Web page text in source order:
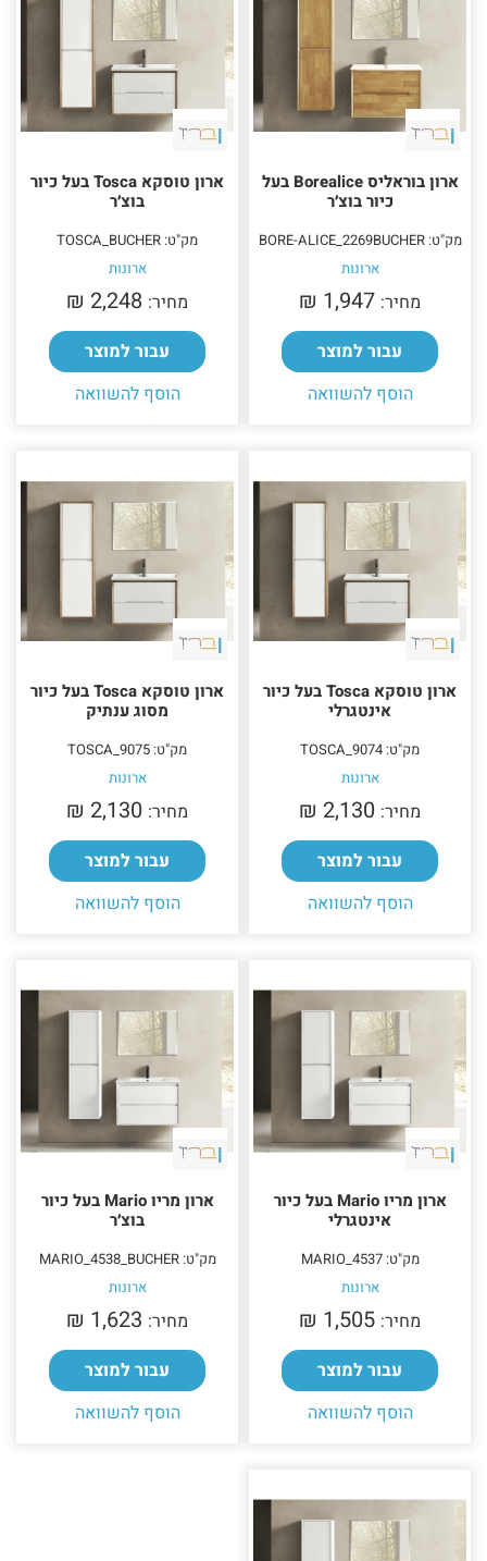
ארון בוראליס Borealice בעל
כיור בוצ׳ר
מק"ט: BORE-ALICE_2269BUCHER
ארונות
מחיר: 1,947 ₪‎
עבור למוצר
הוסף להשוואה
ארון טוסקא Tosca בעל כיור
בוצ׳ר
מק"ט: TOSCA_BUCHER
ארונות
מחיר: 2,248 ₪‎
עבור למוצר
הוסף להשוואה
ארון טוסקא Tosca בעל כיור
אינטגרלי
מק"ט: TOSCA_9074
ארונות
מחיר: 2,130 ₪‎
עבור למוצר
הוסף להשוואה
ארון טוסקא Tosca בעל כיור
מסוג ענתיק
מק"ט: TOSCA_9075
ארונות
מחיר: 2,130 ₪‎
עבור למוצר
הוסף להשוואה
ארון מריו Mario בעל כיור
אינטגרלי
מק"ט: MARIO_4537
ארונות
מחיר: 1,505 ₪‎
עבור למוצר
הוסף להשוואה
ארון מריו Mario בעל כיור
בוצ׳ר
מק"ט: MARIO_4538_BUCHER
ארונות
מחיר: 1,623 ₪‎
עבור למוצר
הוסף להשוואה